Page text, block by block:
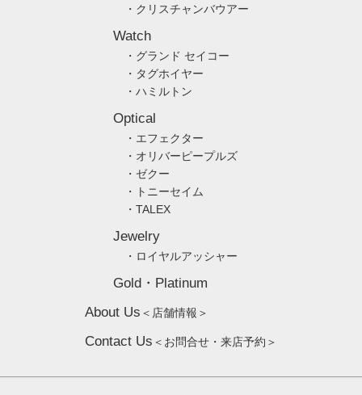
・クリスチャンバウアー
Watch
・グランド セイコー
・タグホイヤー
・ハミルトン
Optical
・エフェクター
・オリバーピープルズ
・ゼクー
・トニーセイム
・TALEX
Jewelry
・ロイヤルアッシャー
Gold・Platinum
About Us ＜店舗情報＞
Contact Us ＜お問合せ・来店予約＞